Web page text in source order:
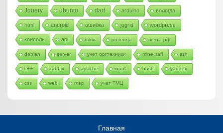
Jquery ubuntu dart arduino вологда
html android ошибка jqgrid wordpress
консоль api bitrix розница почта рф
debian server учет оргтехники minecraft ssh
c++ zabbix apache input bash yandex
css web map учет ТМЦ
Главная